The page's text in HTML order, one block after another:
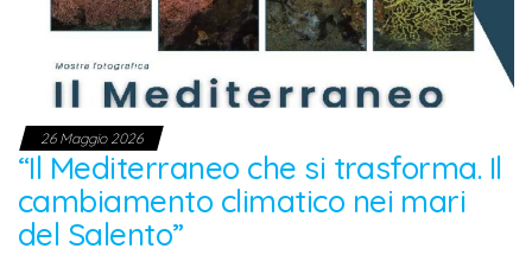
26 Maggio 2026
“Il Mediterraneo che si trasforma. Il
cambiamento climatico nei mari
del Salento”